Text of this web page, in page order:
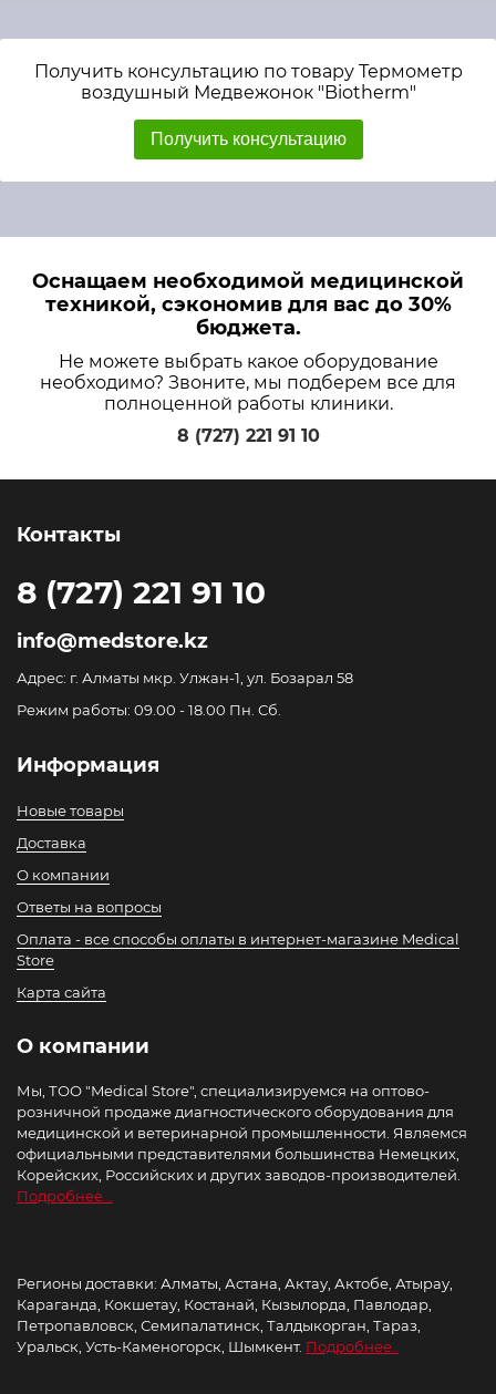
Получить консультацию по товару Термометр
воздушный Медвежонок "Biotherm"
Получить консультацию
Оснащаем необходимой медицинской
техникой, сэкономив для вас до 30%
бюджета.
Не можете выбрать какое оборудование
необходимо? Звоните, мы подберем все для
полноценной работы клиники.
8 (727) 221 91 10
Контакты
8 (727) 221 91 10
info@medstore.kz
Адрес: г. Алматы мкр. Улжан-1, ул. Бозарал 58
Режим работы: 09.00 - 18.00 Пн. Сб.
Информация
Новые товары
Доставка
О компании
Ответы на вопросы
Оплата - все способы оплаты в интернет-магазине Medical
Store
Карта сайта
О компании
Мы, ТОО "Medical Store", специализируемся на оптово-
розничной продаже диагностического оборудования для
медицинской и ветеринарной промышленности. Являемся
официальными представителями большинства Немецких,
Корейских, Российских и других заводов-производителей.
Подробнее...
Регионы доставки: Алматы, Астана, Актау, Актобе, Атырау,
Караганда, Кокшетау, Костанай, Кызылорда, Павлодар,
Петропавловск, Семипалатинск, Талдыкорган, Тараз,
Уральск, Усть-Каменогорск, Шымкент. Подробнее..